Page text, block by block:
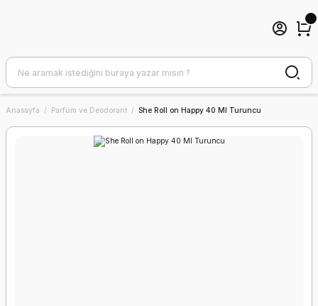
Anasayfa Parfüm ve Deodorant She Roll on Happy 40 Ml Turuncu